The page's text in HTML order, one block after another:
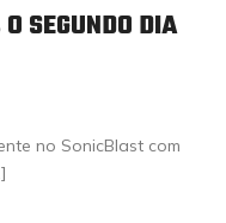
SEGUNDO DIA
no SonicBlast com